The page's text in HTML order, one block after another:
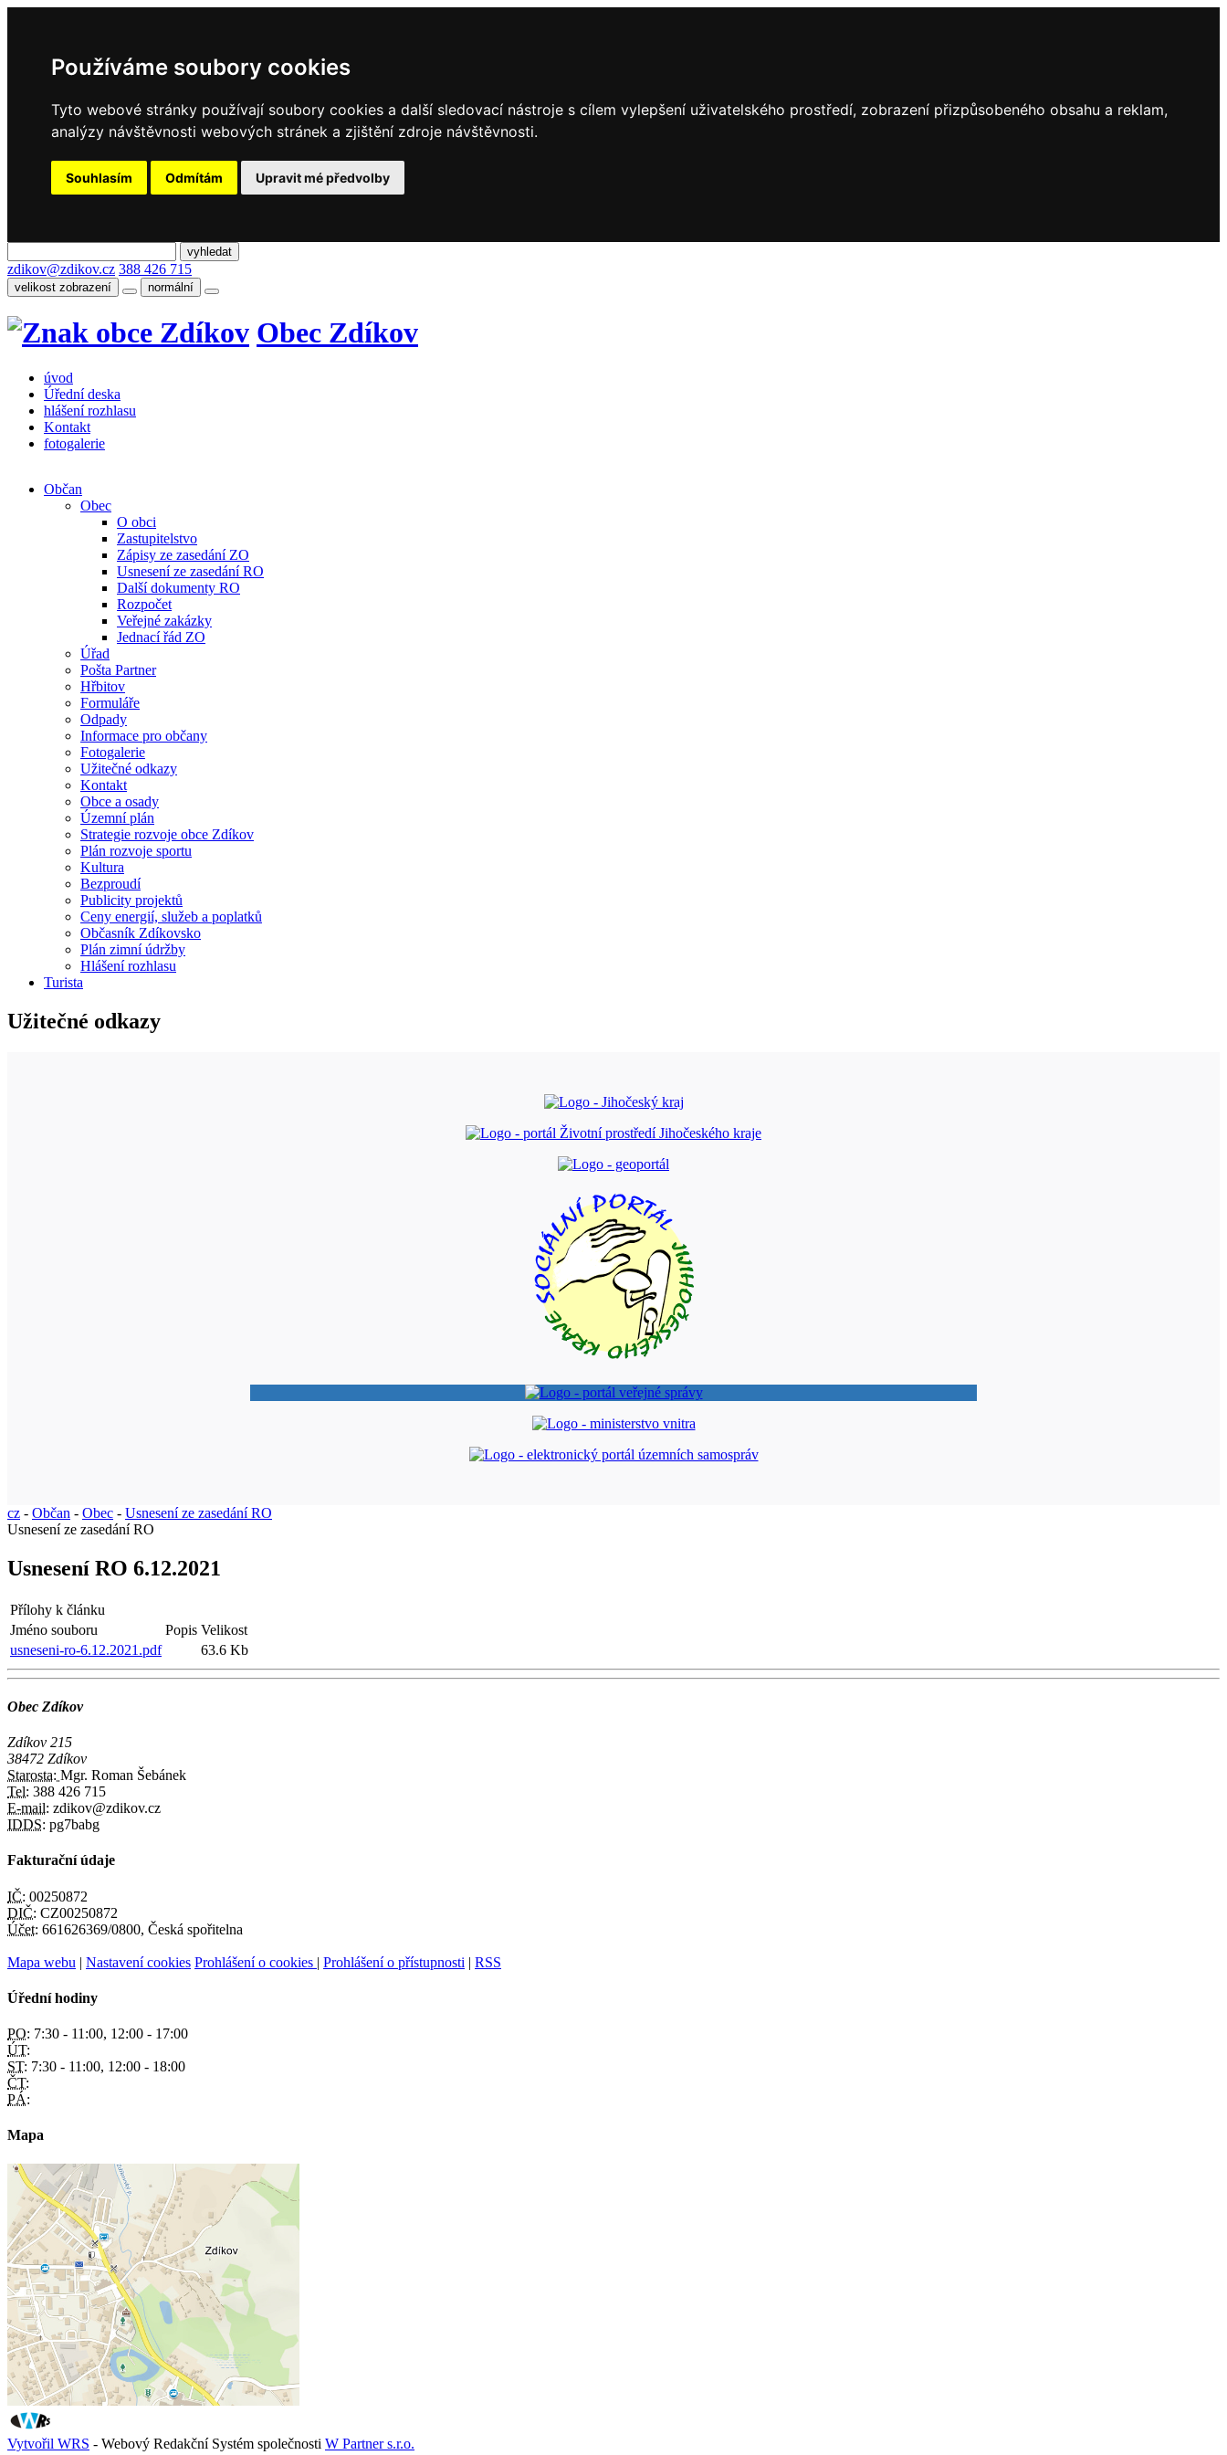
Používáme soubory cookies
Tyto webové stránky používají soubory cookies a další sledovací nástroje s cílem vylepšení uživatelského prostředí, zobrazení přizpůsobeného obsahu a reklam,
analýzy návštěvnosti webových stránek a zjištění zdroje návštěvnosti.
Souhlasím Odmítám Upravit mé předvolby
zdikov@zdikov.cz 388 426 715
velikost zobrazení normální
Obec Zdíkov
úvod
Úřední deska
hlášení rozhlasu
Kontakt
fotogalerie
Občan
Obec
O obci
Zastupitelstvo
Zápisy ze zasedání ZO
Usnesení ze zasedání RO
Další dokumenty RO
Rozpočet
Veřejné zakázky
Jednací řád ZO
Úřad
Pošta Partner
Hřbitov
Formuláře
Odpady
Informace pro občany
Fotogalerie
Užitečné odkazy
Kontakt
Obce a osady
Územní plán
Strategie rozvoje obce Zdíkov
Plán rozvoje sportu
Kultura
Bezproudí
Publicity projektů
Ceny energií, služeb a poplatků
Občasník Zdíkovsko
Plán zimní údržby
Hlášení rozhlasu
Turista
Užitečné odkazy
cz - Občan - Obec - Usnesení ze zasedání RO
Usnesení ze zasedání RO
Usnesení RO 6.12.2021
Přílohy k článku
Jméno souboru
Popis Velikost
usneseni-ro-6.12.2021.pdf
63.6 Kb
Obec Zdíkov
Zdíkov 215
38472 Zdíkov
Starosta: Mgr. Roman Šebánek
Tel: 388 426 715
E-mail: zdikov@zdikov.cz
IDDS: pg7babg
Fakturační údaje
IČ: 00250872
DIČ: CZ00250872
Účet: 661626369/0800, Česká spořitelna
Mapa webu | Nastavení cookies Prohlášení o cookies | Prohlášení o přístupnosti | RSS
Úřední hodiny
PO: 7:30 - 11:00, 12:00 - 17:00
ÚT:
ST: 7:30 - 11:00, 12:00 - 18:00
ČT:
PÁ:
Mapa
Vytvořil WRS - Webový Redakční Systém společnosti W Partner s.r.o.